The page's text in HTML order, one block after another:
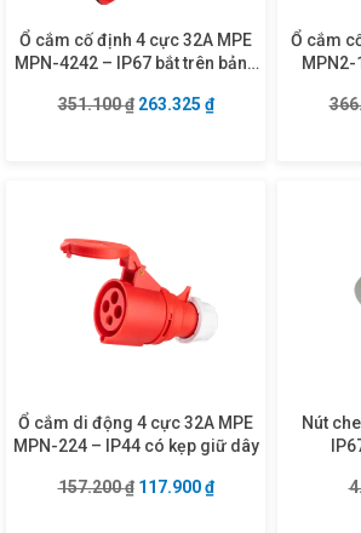
Ổ cắm cố định 4 cực 32A MPE
MPN-4242 – IP67 bắt trên bảng
351.100₫ Giá gốc là: 351.100 ₫.
263.325 ₫Giá hiện tại là:
Ổ cắm
MPN2-
Ổ cắm di động 4 cực 32A MPE
MPN-224 – IP44 có kẹp giữ dây
157.200₫ Giá gốc là: 157.200 ₫.
117.900₫Giá hiện tại là:
Nút